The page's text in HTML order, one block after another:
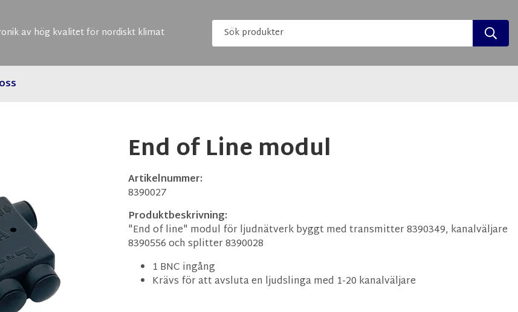
av hög kvalitet för nordiskt klimat
End of Line modul
Artikelnummer:
8390027
Produktbeskrivning:
"End of line" modul för ljudnätverk byggt med transmitter 8390349, kanalväljare
8390556 och splitter 8390028
1 BNC ingång
Krävs för att avsluta en ljudslinga med 1-20 kanalväljare